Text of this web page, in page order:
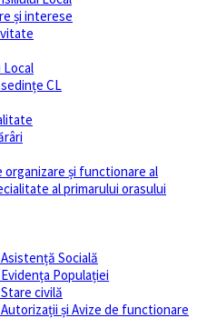
și interese
Local
CL
organizare și functionare al
al primarului orasului
Socială
Populației
civilă
și Avize de functionare